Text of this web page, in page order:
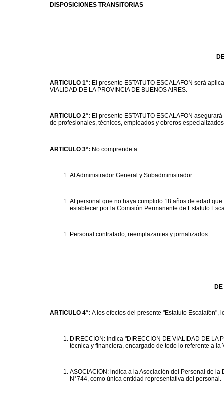
DISPOSICIONES TRANSITORIAS
ARTICULO 1°: El presente ESTATUTO ESCALAFON será
VIALIDAD DE LA PROVINCIA DE BUENOS AIRES.
ARTICULO 2°: El presente ESTATUTO ESCALAFON
de profesionales, técnicos, empleados y obreros
ARTICULO 3°: No comprende a:
Al Administrador General y Subadministrador.
Al personal que no haya cumplido 18 años de edad
establecer por la Comisión Permanente de Estatuto
Personal contratado, reemplazantes y jornalizados.
ARTICULO 4°: A los efectos del presente "Estatuto
DIRECCION: indica "DIRECCION DE VIALIDAD DE
técnica y financiera, encargado de todo lo referente a la
ASOCIACION: indica a la Asociación del Personal de
N°744, como única entidad representativa del personal.